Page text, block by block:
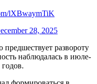
lXBwaymTiK
28, 2025
предшествует развороту
наблюдалась в июле-